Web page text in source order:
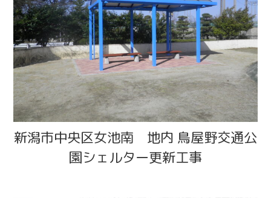
新潟市中央区女池南 地内 鳥屋野交通公
園シェルター更新工事